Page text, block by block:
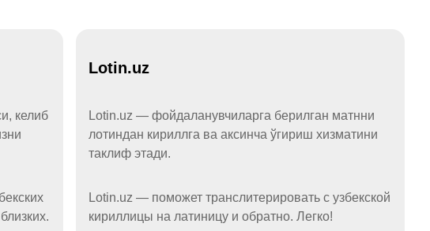
келиб
Lotin.uz
Lotin.uz — фойдаланувчиларга берилган матнни
лотиндан кириллга ва аксинча ўгириш хизматини
таклиф этади.
Lotin.uz — поможет транслитерировать с узбекской
кириллицы на латиницу и обратно. Легко!